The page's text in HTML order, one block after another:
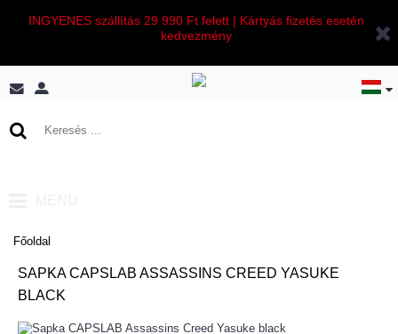
INGYENES szállítás 29 990 Ft felett | Kártyás fizetés esetén
kedvezmény
Főoldal
SAPKA CAPSLAB ASSASSINS CREED YASUKE
BLACK